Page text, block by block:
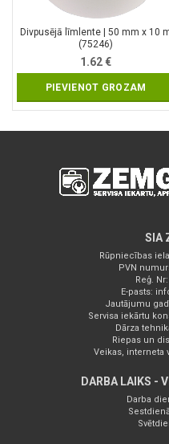
Divpusējā līmlente | 50 mm x 10
(75246)
1.62€
PIEVIENOT GROZAM
SIA
Rūpniecības
PVN
Reģ.
E-pasts:
Jautājumu
Servisa iekārtu
Dārza
Riepas un
Veikas, interneta
DARBA LAIKS -
Darba